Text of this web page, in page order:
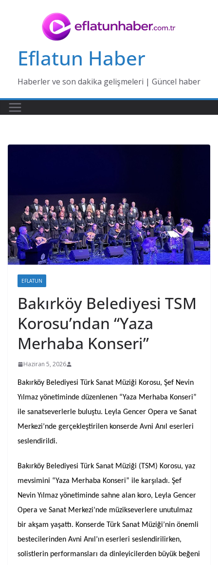
Eflatun Haber
Haberler ve son dakika gelişmeleri | Güncel haber
EFLATUN
Bakırköy Belediyesi TSM
Korosu’ndan “Yaza
Merhaba Konseri”
Haziran 5, 2026
Bakırköy Belediyesi Türk Sanat Müziği Korosu, Şef Nevin
Yılmaz yönetiminde düzenlenen “Yaza Merhaba Konseri”
ile sanatseverlerle buluştu. Leyla Gencer Opera ve Sanat
Merkezi’nde gerçekleştirilen konserde Avni Anıl eserleri
seslendirildi.
Bakırköy Belediyesi Türk Sanat Müziği (TSM) Korosu, yaz
mevsimini “Yaza Merhaba Konseri” ile karşıladı. Şef
Nevin Yılmaz yönetiminde sahne alan koro, Leyla Gencer
Opera ve Sanat Merkezi’nde müzikseverlere unutulmaz
bir akşam yaşattı. Konserde Türk Sanat Müziği’nin önemli
bestecilerinden Avni Anıl’ın eserleri seslendirilirken,
solistlerin performansları da dinleyicilerden büyük beğeni